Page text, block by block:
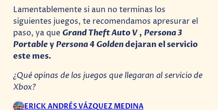
Lamentablemente si aun no terminas los
siguientes juegos, te recomendamos apresurar el
paso, ya que Grand Theft Auto V, Persona 3
Portabley Persona 4 Goldendejaran el servicio
este mes.
¿Qué opinas de los juegos que llegaran al servicio de
Xbox?
ERICK ANDRÉS VÁZQUEZ MEDINA